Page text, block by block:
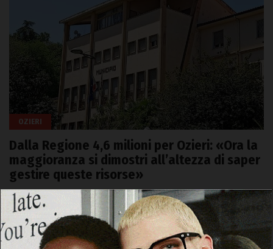
OZIERI
Dalla Regione 4,6 milioni per Ozieri: «Ora la
maggioranza si dimostri all’altezza di saper
gestire queste risorse»
6 Agosto 2026, 19:23